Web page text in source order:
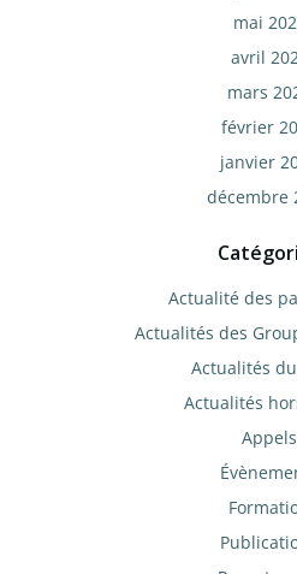
mai
avril
mars
février
janvier
décembre
Actualité des
Actualités des
Actualités
Actualités
Appels